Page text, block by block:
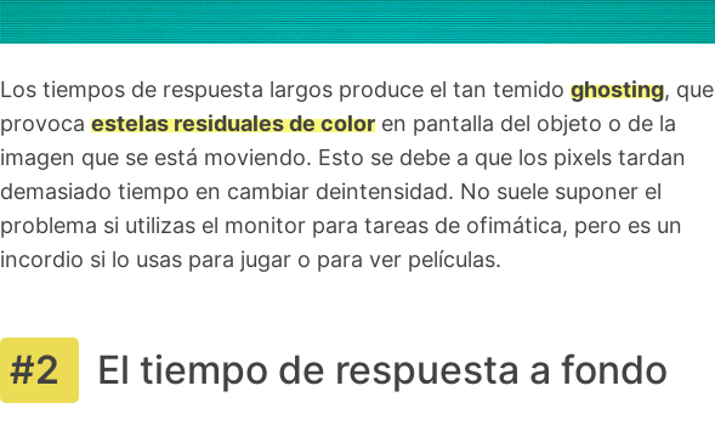
Los tiempos de respuesta largos produce el tan temido ghosting, que
provoca estelas residuales de coloren pantalla del objeto o de la
imagen que se está moviendo. Esto se debe a que los pixels tardan
demasiado tiempo en cambiar deintensidad. No suele suponer el
problema si utilizas el monitor para tareas de ofimática, pero es un
incordio si lo usas para jugar o para ver películas.
El tiempo de respuesta a fondo